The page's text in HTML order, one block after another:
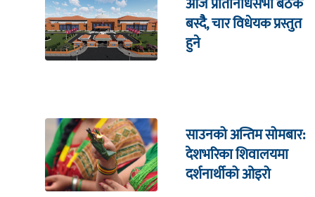
बस्दैै, चार विधेयक प्रस्तुत
हुने
साउनको अन्तिम सोमबार:
देशभरिका शिवालयमा
दर्शनार्थीको ओइरो